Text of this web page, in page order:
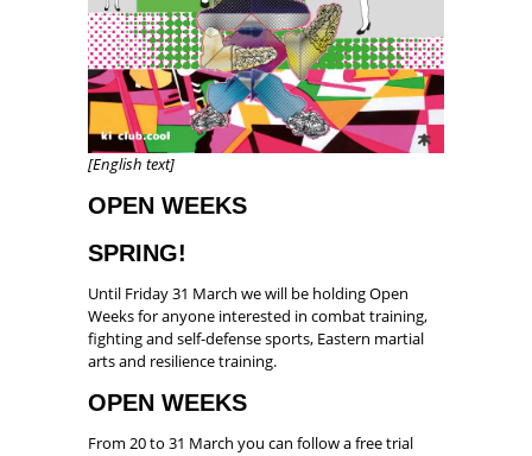
[English text]
OPEN WEEKS
SPRING!
Until Friday 31 March we will be holding Open
Weeks for anyone interested in combat training,
fighting and self-defense sports, Eastern martial
arts and resilience training.
OPEN WEEKS
From 20 to 31 March you can follow a free trial